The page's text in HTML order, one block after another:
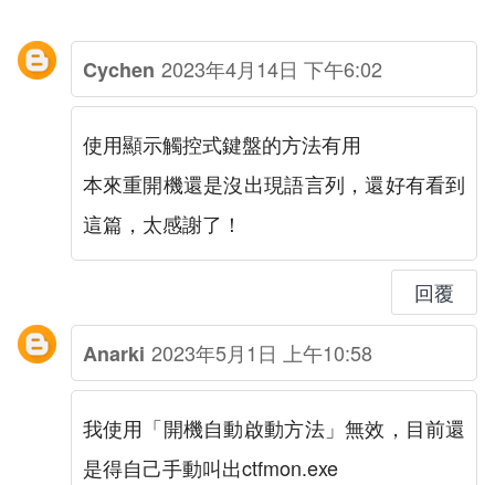
Cychen 2023年4月14日 下午6:02
使用顯示觸控式鍵盤的方法有用
本來重開機還是沒出現語言列，還好有看到
這篇，太感謝了！
回覆
Anarki 2023年5月1日 上午10:58
我使用「開機自動啟動方法」無效，目前還
是得自己手動叫出ctfmon.exe